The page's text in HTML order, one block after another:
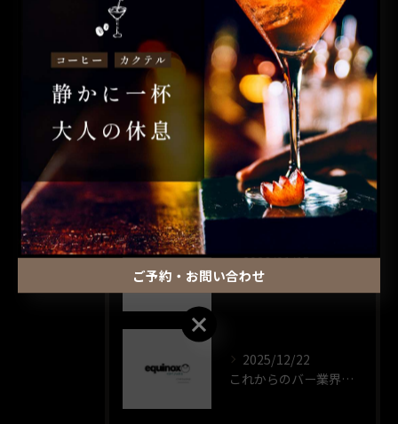
CATEGORIES
全てのカテゴリー
カフェバー
最近の投稿 RECENT POSTS
2026/01/15
2025/12/22
これからのバー業界未来トレンド解説
ご予約・お問い合わせ
ご予約・お問い合わせ